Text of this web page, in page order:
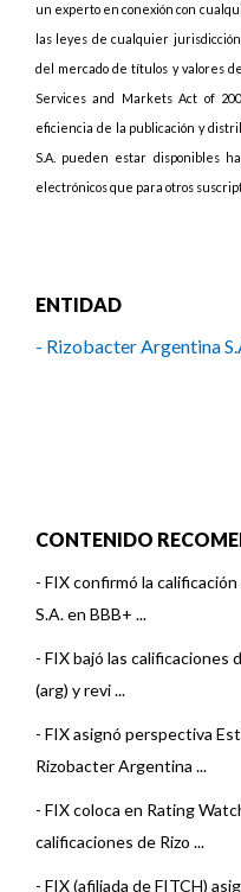
un experto en conexión con
las leyes de cualquier
del mercado de títulos y valores
Services and Markets Act of
eficiencia de la publicación y
S.A. pueden estar disponibles
electrónicos que para otros
ENTIDAD
- Rizobacter Argentina
CONTENIDO
- FIX confirmó la
S.A. en BBB+ ...
- FIX bajó las calificaciones
(arg) y revi ...
- FIX asignó perspectiva
Rizobacter Argentina ...
- FIX coloca en Rating
calificaciones de Rizo ...
- FIX (afiliada de FITCH)